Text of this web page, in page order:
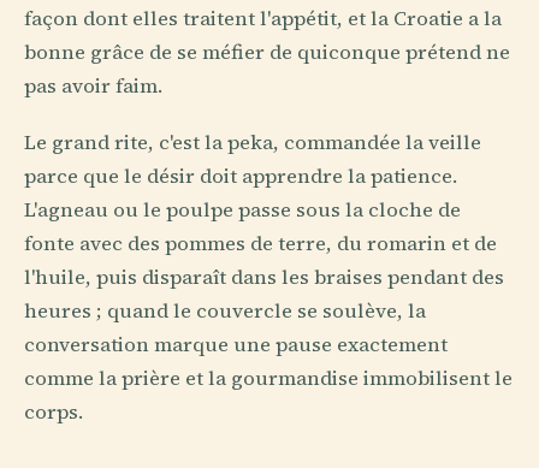
façon dont elles traitent l'appétit, et la Croatie a la
bonne grâce de se méfier de quiconque prétend ne
pas avoir faim.
Le grand rite, c'est la peka, commandée la veille
parce que le désir doit apprendre la patience.
L'agneau ou le poulpe passe sous la cloche de
fonte avec des pommes de terre, du romarin et de
l'huile, puis disparaît dans les braises pendant des
heures ; quand le couvercle se soulève, la
conversation marque une pause exactement
comme la prière et la gourmandise immobilisent le
corps.